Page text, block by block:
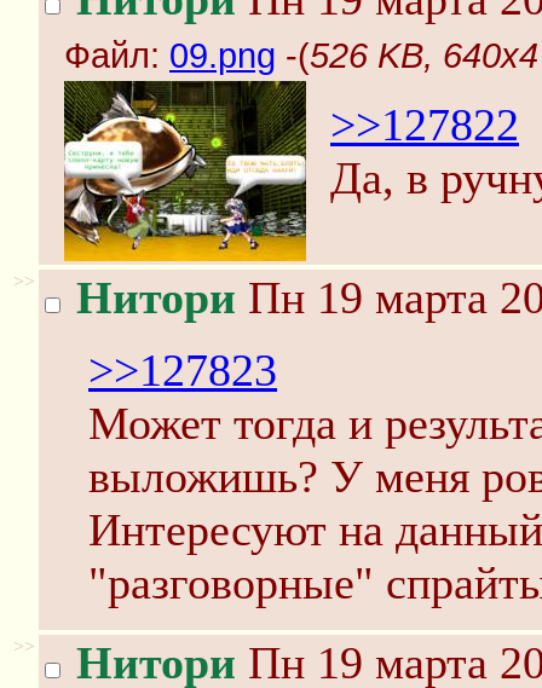
Файл: 09.png -(526 KB,
>>127822
Да, в
>> Нитори Пн 19 марта
>>127823
Может тогда и
выложишь? У меня
Интересуют на
"разговорные"
>> Нитори Пн 19 марта